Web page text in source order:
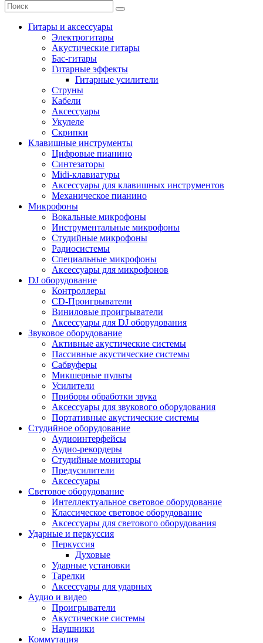
Гитары и аксессуары
Электрогитары
Акустические гитары
Бас-гитары
Гитарные эффекты
Гитарные усилители
Струны
Кабели
Аксессуары
Укулеле
Скрипки
Клавишные инструменты
Цифровые пианино
Синтезаторы
Midi-клавиатуры
Аксессуары для клавишных инструментов
Механическое пианино
Микрофоны
Вокальные микрофоны
Инструментальные микрофоны
Студийные микрофоны
Радиосистемы
Специальные микрофоны
Аксессуары для микрофонов
DJ оборудование
Контроллеры
CD-Проигрыватели
Виниловые проигрыватели
Аксессуары для DJ оборудования
Звуковое оборудование
Активные акустические системы
Пассивные акустические системы
Сабвуферы
Микшерные пульты
Усилители
Приборы обработки звука
Аксессуары для звукового оборудования
Портативные акустические системы
Студийное оборудование
Аудиоинтерфейсы
Аудио-рекордеры
Студийные мониторы
Предусилители
Аксессуары
Световое оборудование
Интеллектуальное световое оборудование
Классическое световое оборудование
Аксессуары для светового оборудования
Ударные и перкуссия
Перкуссия
Духовые
Ударные установки
Тарелки
Аксессуары для ударных
Аудио и видео
Проигрыватели
Акустические системы
Наушники
Коммутация